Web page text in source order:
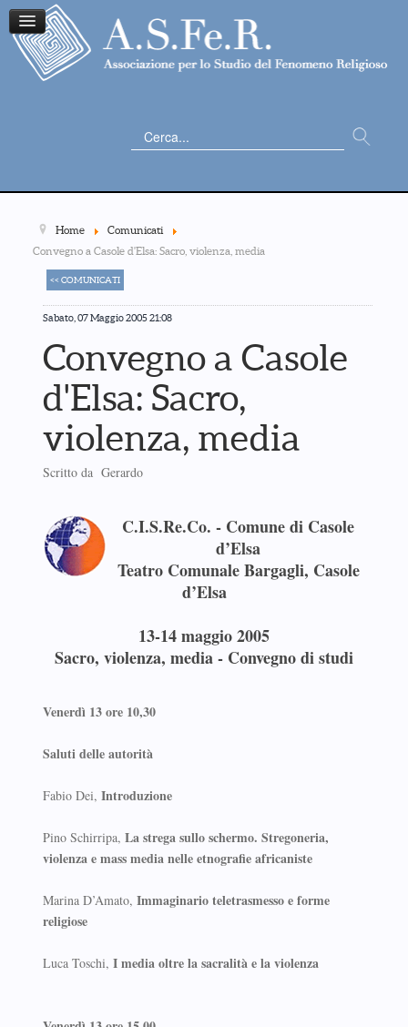
Cerca...
Home
Comunicati
Convegno a Casole d'Elsa: Sacro, violenza, media
<< COMUNICATI
Sabato, 07 Maggio 2005 21:08
Convegno a Casole
d'Elsa: Sacro,
violenza, media
Scritto da Gerardo
C.I.S.Re.Co. - Comune di Casole
d’Elsa
Teatro Comunale Bargagli, Casole
d’Elsa
13-14 maggio 2005
Sacro, violenza, media - Convegno di studi
Venerdì 13 ore 10,30
Saluti delle autorità
Fabio Dei, Introduzione
Pino Schirripa, La strega sullo schermo. Stregoneria,
violenza e mass media nelle etnografie africaniste
Marina D’Amato, Immaginario teletrasmesso e forme
religiose
Luca Toschi, I media oltre la sacralità e la violenza